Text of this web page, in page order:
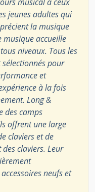
jeunes adultes qui
la musique
musique accueille
niveaux. Tous les
pour
et
à la fois
Long &
des camps
offrent une large
claviers et de
claviers. Leur
neufs et